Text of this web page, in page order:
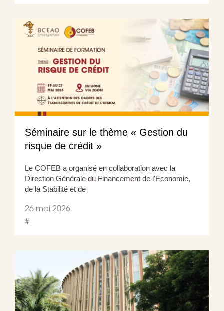
Séminaire sur le thème « Gestion du
risque de crédit »
Le COFEB a organisé en collaboration avec la
Direction Générale du Financement de l'Economie,
de la Stabilité et de
26 mai 2026
#